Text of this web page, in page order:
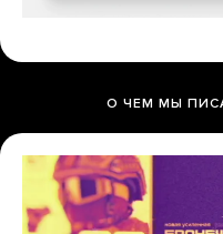
О ЧЕМ МЫ